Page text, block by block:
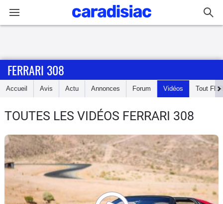
Accueil
Essais
Guide
d'achat
Electriques
FERRARI 308
Accueil Avis Actu Annonces Forum Vidéos Tout
TOUTES LES VIDÉOS FERRARI 308